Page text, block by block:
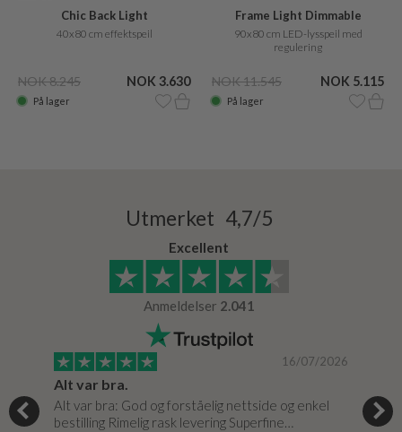
Chic Back Light
40x80 cm effektspeil
NOK 8.245 NOK 3.630
På lager
Frame Light Dimmable
90x80 cm LED-lysspeil med
regulering
NOK 11.545 NOK 5.115
På lager
Utmerket 4,7/5
Excellent
Anmeldelser 2.041
16/07/2026
Alt var bra.
Alt var bra: God og forståelig nettside og enkel
bestilling Rimelig rask levering Superfine…
Jeg
fikk